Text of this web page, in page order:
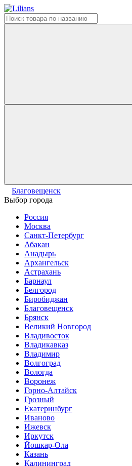
Благовещенск
Выбор города
Россия
Москва
Санкт-Петербург
Абакан
Анадырь
Архангельск
Астрахань
Барнаул
Белгород
Биробиджан
Благовещенск
Брянск
Великий Новгород
Владивосток
Владикавказ
Владимир
Волгоград
Вологда
Воронеж
Горно-Алтайск
Грозный
Екатеринбург
Иваново
Ижевск
Иркутск
Йошкар-Ола
Казань
Калининград